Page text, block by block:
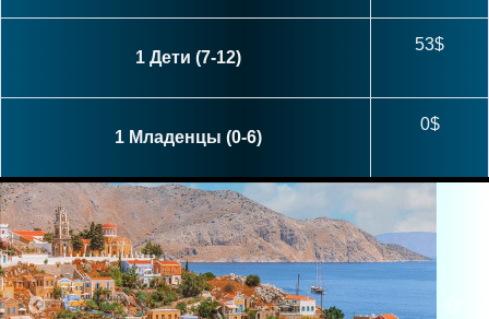
1 Дети (7-12)
53$
1 Младенцы (0-6)
0$